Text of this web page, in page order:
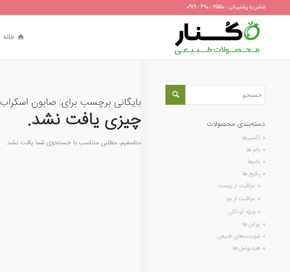
تماس با پشتیبانی : 2550 - 690 - 0919
خانه
بایگانی برچسب برای: صابون اسکراب
چیزی یافت نشد.
متاسفیم، مطلبی متناسب با جستجوی شما یافت نشد.
دسته‌بندی محصولات
اِکسیرها
بالم ها
بالم‌ها
پکیج ها
مراقبت از پوست
مراقبت از مو
ویژه کودکان
روغن ها
شوینده‌های طبیعی
هیدروسل ها